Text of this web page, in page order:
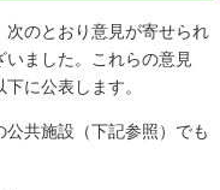
次のとおり意見が寄せられ
いました。これらの意見
に公表します。
共施設（下記参照）でも